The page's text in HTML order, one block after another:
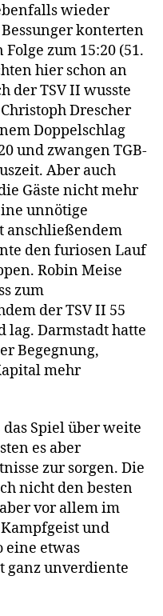
wieder
konterten
zum 15:20 (51.
hier schon an
der TSV II wusste
Drescher
Doppelschlag
und zwangen TGB-
Aber auch
Gäste nicht mehr
unnötige
anschließendem
den furiosen Lauf
Robin Meise
zum
der TSV II 55
lag. Darmstadt hatte
Begegnung,
mehr
Spiel über weite
es aber
zur sorgen. Die
nicht den besten
vor allem im
und
eine etwas
ganz unverdiente